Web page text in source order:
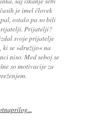
je imel človek
ostalo pa so bili
Prijatelji?
svoje prijatelje
se »družijo« na
niso. Med seboj se
so motivacije za